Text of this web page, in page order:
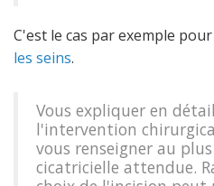
C'est le cas par exemple
les seins.
Vous expliquer en
l'intervention
vous renseigner au
cicatricielle attendue.